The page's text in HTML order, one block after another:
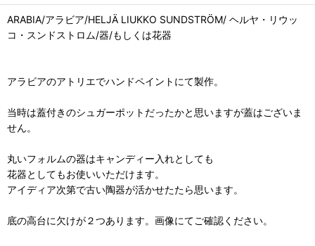
ARABIA/アラビア/HELJÄ LIUKKO SUNDSTRÖM/ ヘルヤ・リウッ
コ・スンドストロム/器/もしくは花器
アラビアのアトリエでハンドペイントにて製作。
当時は蓋付きのシュガーポットだったかと思いますが蓋はございま
せん。
丸いフォルムの器はキャンディー入れとしても
花器としてもお使いいただけます。
アイディア次第で古い陶器が活かせたたら思います。
底の高台に欠けが２つあります。画像にてご確認ください。